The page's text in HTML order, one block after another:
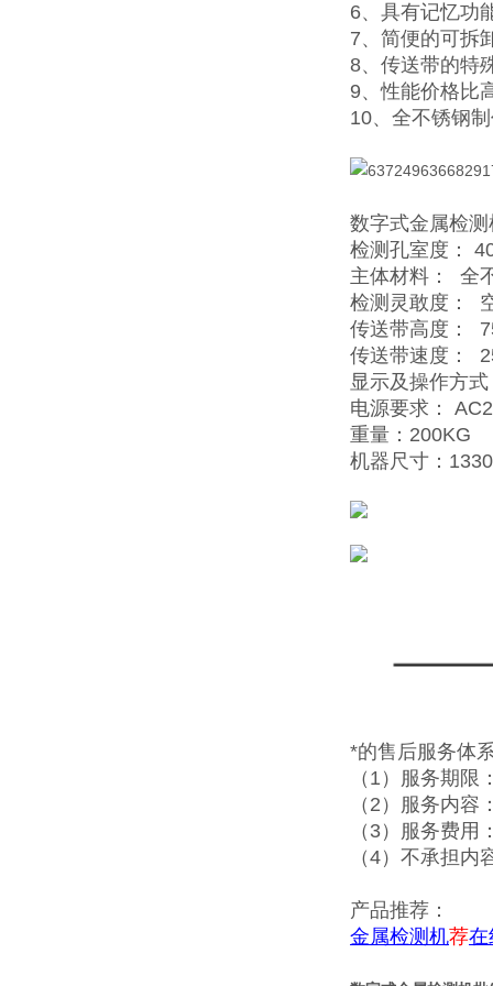
6、具有记忆功
7、简便的可拆
8、传送带的特
9、性能价格比
10、全不锈钢
数字式金属检
检测孔室度：
主体材料： 全
检测灵敢度：
传送带高度：
传送带速度：
显示及操作方
电源要求：
重量：200KG
机器尺寸：
*的售后服务体
（1）服务期
（2）服务内
（3）服务费用
（4）不承担
产品推荐：
金属检测机荐在